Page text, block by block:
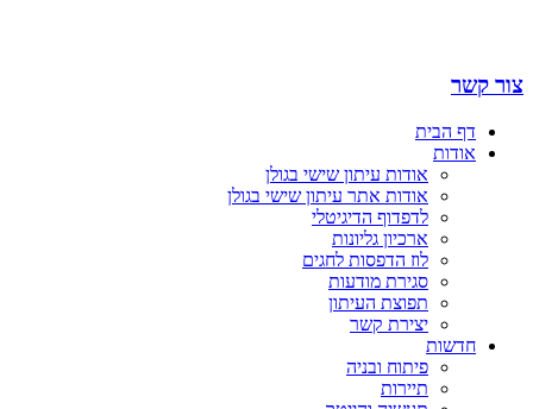
צור קשר
דף הבית
אודות
אודות עיתון שישי בגולן
אודות אתר עיתון שישי בגולן
לדפדוף הדיגיטלי
ארכיון גליונות
לוז הדפסות לחגים
סגירת מודעות
תפוצת העיתון
יצירת קשר
חדשות
פיתוח ובניה
תיירות